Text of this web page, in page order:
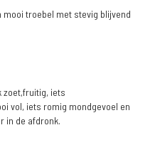
mooi troebel met stevig blijvend
iets
vol, iets romig mondgevoel en
in de afdronk.